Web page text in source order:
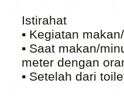
Istirahat
▪️ Kegiatan
▪️ Saat makan/
meter dengan
▪️ Setelah dari